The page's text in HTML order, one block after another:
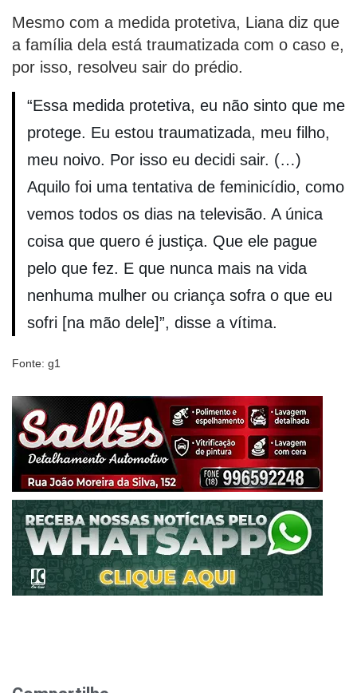
Mesmo com a medida protetiva, Liana diz que
a família dela está traumatizada com o caso e,
por isso, resolveu sair do prédio.
“Essa medida protetiva, eu não sinto que me
protege. Eu estou traumatizada, meu filho,
meu noivo. Por isso eu decidi sair. (…)
Aquilo foi uma tentativa de feminicídio, como
vemos todos os dias na televisão. A única
coisa que quero é justiça. Que ele pague
pelo que fez. E que nunca mais na vida
nenhuma mulher ou criança sofra o que eu
sofri [na mão dele]”, disse a vítima.
Fonte: g1